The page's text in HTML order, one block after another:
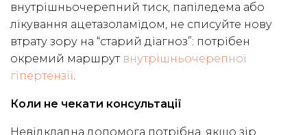
внутрішньочерепний тиск, папіледема або
лікування ацетазоламідом, не списуйте нову
втрату зору на “старий діагноз”: потрібен
окремий маршрут внутрішньочерепної
гіпертензії.
Коли не чекати консультації
Невідкладна допомога потрібна, якщо зір